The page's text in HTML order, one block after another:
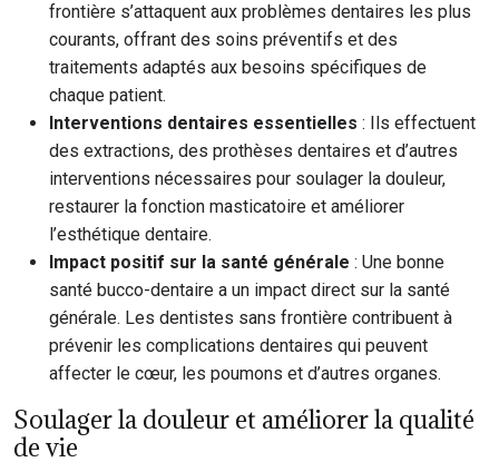
frontière s’attaquent aux problèmes dentaires les plus
courants, offrant des soins préventifs et des
traitements adaptés aux besoins spécifiques de
chaque patient.
Interventions dentaires essentielles : Ils effectuent
des extractions, des prothèses dentaires et d’autres
interventions nécessaires pour soulager la douleur,
restaurer la fonction masticatoire et améliorer
l’esthétique dentaire.
Impact positif sur la santé générale : Une bonne
santé bucco-dentaire a un impact direct sur la santé
générale. Les dentistes sans frontière contribuent à
prévenir les complications dentaires qui peuvent
affecter le cœur, les poumons et d’autres organes.
Soulager la douleur et améliorer la qualité
de vie